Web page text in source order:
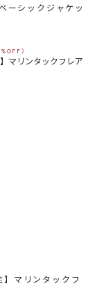
ーシックジャケッ
）
】マリンタックフ